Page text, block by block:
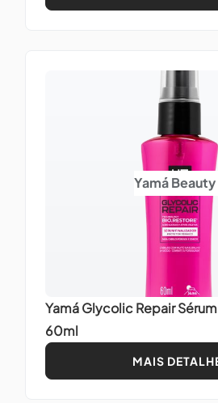
Yamá Beauty
Yamá Glycolic Repair
60ml
MAIS